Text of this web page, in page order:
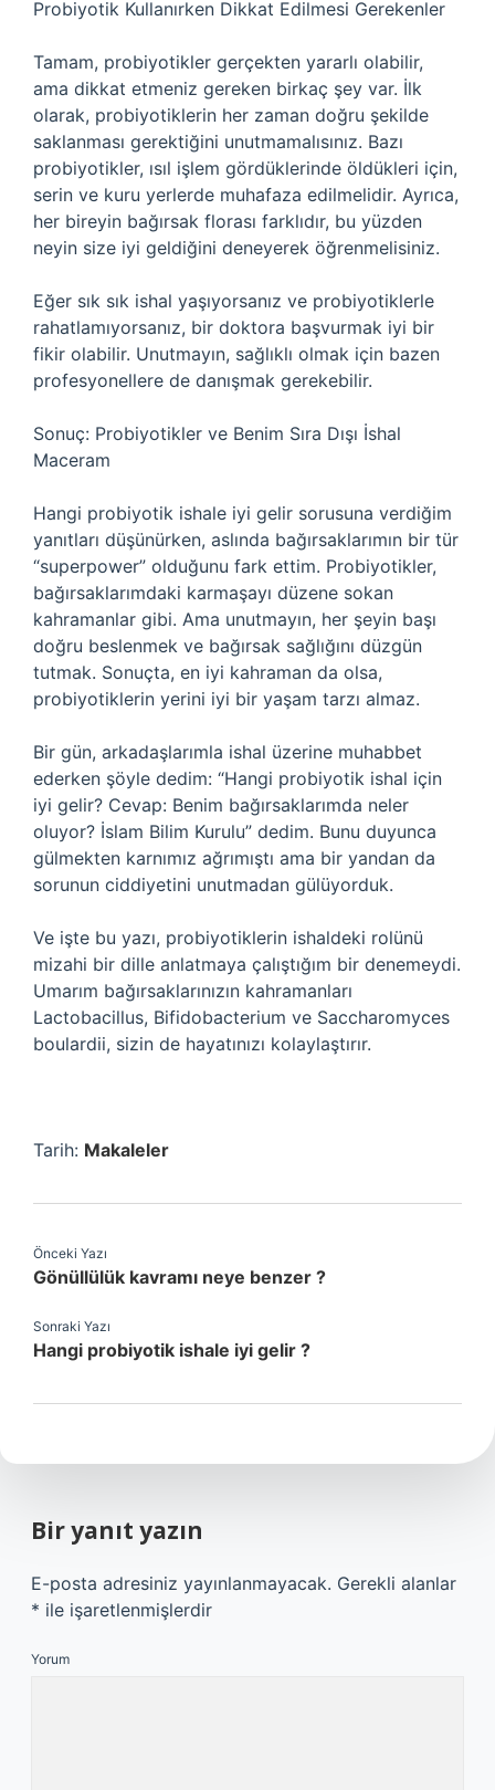
Probiyotik Kullanırken Dikkat Edilmesi Gerekenler
Tamam, probiyotikler gerçekten yararlı olabilir,
ama dikkat etmeniz gereken birkaç şey var. İlk
olarak, probiyotiklerin her zaman doğru şekilde
saklanması gerektiğini unutmamalısınız. Bazı
probiyotikler, ısıl işlem gördüklerinde öldükleri için,
serin ve kuru yerlerde muhafaza edilmelidir. Ayrıca,
her bireyin bağırsak florası farklıdır, bu yüzden
neyin size iyi geldiğini deneyerek öğrenmelisiniz.
Eğer sık sık ishal yaşıyorsanız ve probiyotiklerle
rahatlamıyorsanız, bir doktora başvurmak iyi bir
fikir olabilir. Unutmayın, sağlıklı olmak için bazen
profesyonellere de danışmak gerekebilir.
Sonuç: Probiyotikler ve Benim Sıra Dışı İshal
Maceram
Hangi probiyotik ishale iyi gelir sorusuna verdiğim
yanıtları düşünürken, aslında bağırsaklarımın bir tür
“superpower” olduğunu fark ettim. Probiyotikler,
bağırsaklarımdaki karmaşayı düzene sokan
kahramanlar gibi. Ama unutmayın, her şeyin başı
doğru beslenmek ve bağırsak sağlığını düzgün
tutmak. Sonuçta, en iyi kahraman da olsa,
probiyotiklerin yerini iyi bir yaşam tarzı almaz.
Bir gün, arkadaşlarımla ishal üzerine muhabbet
ederken şöyle dedim: “Hangi probiyotik ishal için
iyi gelir? Cevap: Benim bağırsaklarımda neler
oluyor? İslam Bilim Kurulu” dedim. Bunu duyunca
gülmekten karnımız ağrımıştı ama bir yandan da
sorunun ciddiyetini unutmadan gülüyorduk.
Ve işte bu yazı, probiyotiklerin ishaldeki rolünü
mizahi bir dille anlatmaya çalıştığım bir denemeydi.
Umarım bağırsaklarınızın kahramanları
Lactobacillus, Bifidobacterium ve Saccharomyces
boulardii, sizin de hayatınızı kolaylaştırır.
Tarih: Makaleler
Önceki Yazı
Gönüllülük kavramı neye benzer ?
Sonraki Yazı
Hangi probiyotik ishale iyi gelir ?
Bir yanıt yazın
E-posta adresiniz yayınlanmayacak. Gerekli alanlar
* ile işaretlenmişlerdir
Yorum